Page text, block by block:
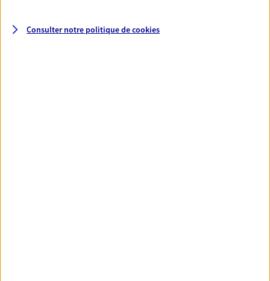
France
Consulter notre politique decookies